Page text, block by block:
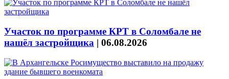
Участок по программе КРТ в Соломбале не
нашёл застройщика | 06.08.2026